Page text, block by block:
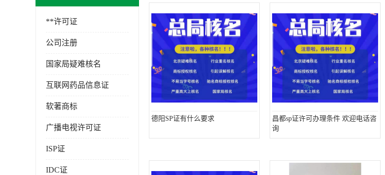
**许可证
公司注册
国家局疑难核名
互联网药品信息证
软著商标
广播电视许可证
ISP证
IDC证
德阳SP证有什么要求
昌都sp证许可办理条件 欢迎电话咨
询